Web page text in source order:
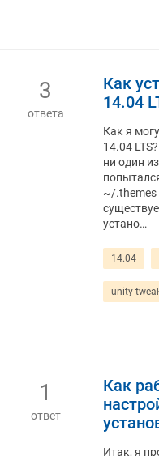
3
ответа
Как
14.04
Как я
14.04
ни один
~/.themes
устано…
14.04
unity-
1
ответ
Как
Итак, я